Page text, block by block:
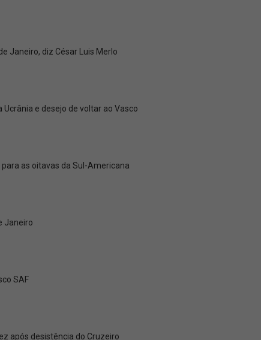
Janeiro, diz César Luis Merlo
e desejo de voltar ao Vasco
as oitavas da Sul-Americana
Janeiro
SAF
após desistência do Cruzeiro